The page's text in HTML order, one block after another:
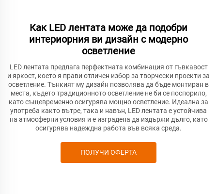
Как LED лентата може да подобри
интериорния ви дизайн с модерно
осветление
LED лентата предлага перфектната комбинация от гъвкавост
и яркост, което я прави отличен избор за творчески проекти за
осветление. Тънкият му дизайн позволява да бъде монтиран в
места, където традиционното осветление не би се поспорило,
като същевременно осигурява мощно осветление. Идеална за
употреба както вътре, така и навън, LED лентата е устойчива
на атмосферни условия и е изградена да издържи дълго, като
осигурява надеждна работа във всяка среда.
ПОЛУЧИ ОФЕРТА